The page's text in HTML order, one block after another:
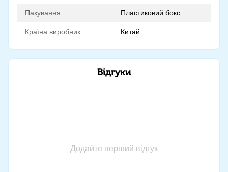
Пакування Пластиковий бокс
Країна виробник Китай
Відгуки
Додайте перший відгук